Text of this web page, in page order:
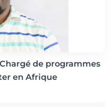
de programmes
en Afrique